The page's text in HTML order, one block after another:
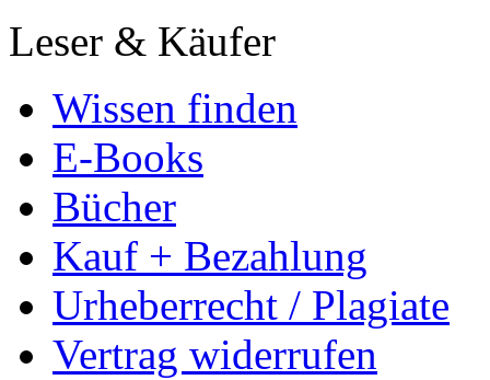
Leser & Käufer
Wissen finden
E-Books
Bücher
Kauf + Bezahlung
Urheberrecht / Plagiate
Vertrag widerrufen